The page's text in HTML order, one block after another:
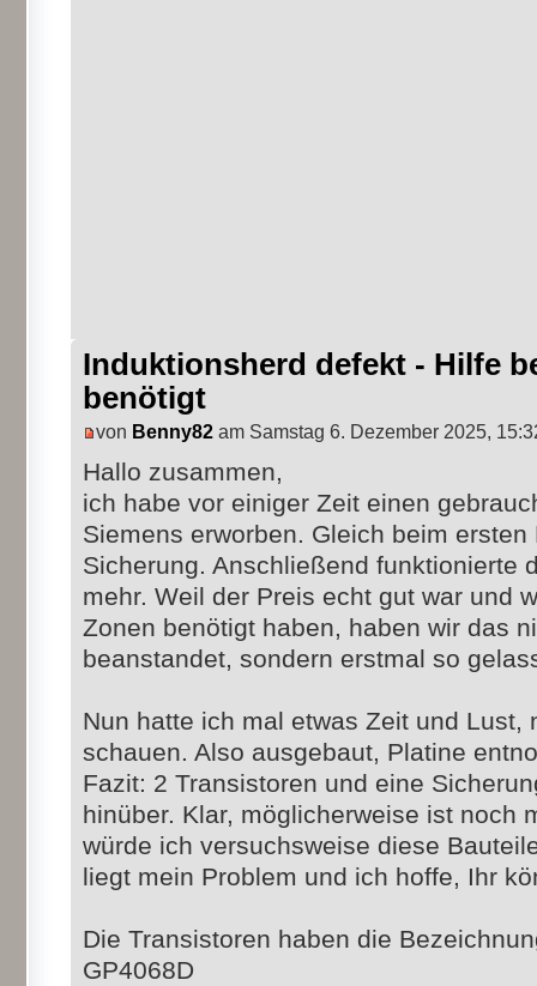
Induktionsherd defekt - Hilfe
benötigt
von Benny82 am Samstag 6. Dezember 2025,
Hallo zusammen,
ich habe vor einiger Zeit einen
Siemens erworben. Gleich beim
Sicherung. Anschließend funktionierte
mehr. Weil der Preis echt gut war und
Zonen benötigt haben, haben wir das
beanstandet, sondern erstmal so
Nun hatte ich mal etwas Zeit und Lust,
schauen. Also ausgebaut, Platine
Fazit: 2 Transistoren und eine
hinüber. Klar, möglicherweise ist noch
würde ich versuchsweise diese
liegt mein Problem und ich hoffe, Ihr
Die Transistoren haben die
GP4068D